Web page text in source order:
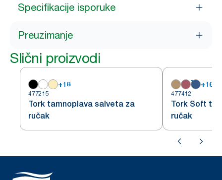
Specifikacije isporuke
Preuzimanje
Slični proizvodi
+18
477215
Tork tamnoplava salveta za
ručak
+16
477412
Tork Soft
ručak